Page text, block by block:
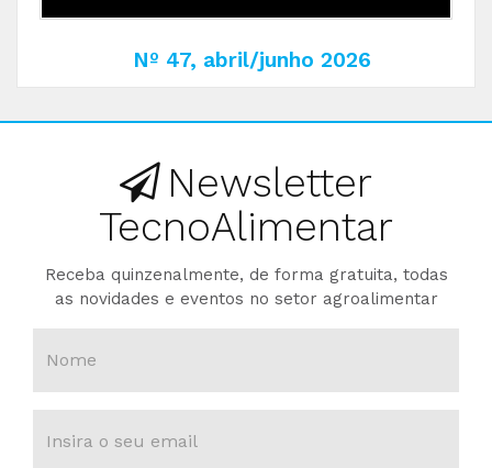
Nº 47, abril/junho 2026
Newsletter
TecnoAlimentar
Receba quinzenalmente, de forma gratuita, todas
as novidades e eventos no setor agroalimentar